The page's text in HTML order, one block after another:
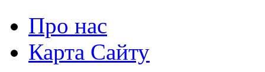
Про нас
Карта Сайту